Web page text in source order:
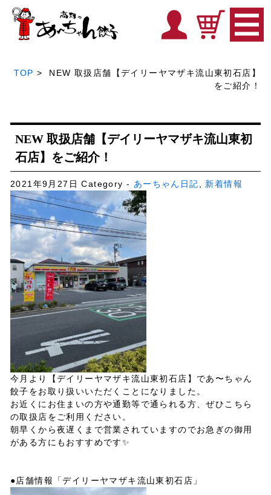
TOP > NEW 取扱店舗【デイリーヤマザキ流山東初石店】
をご紹介！
NEW 取扱店舗【デイリーヤマザキ流山東初
石店】をご紹介！
2021年9月27日 Category - あーちゃん日記 新着情報
今月より【デイリーヤマザキ流山東初石店】であ〜ちゃん
餃子をお取り扱いいただくことになりました。
お近くにお住まいの方や通勤等で通られる方、ぜひこちら
の取扱店をご利用ください。
朝早くから夜遅くまで営業されていますのでお急ぎの御用
がある方にもおすすめです✨
●店舗情報「デイリーヤマザキ流山東初石店」